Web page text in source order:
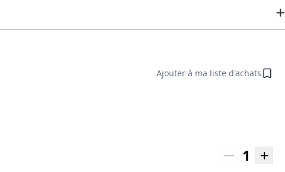
Ajouter à ma liste d'achats
1